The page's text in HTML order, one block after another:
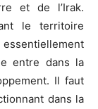
et de l’Irak.
le territoire
entre dans la
Il faut
dans la